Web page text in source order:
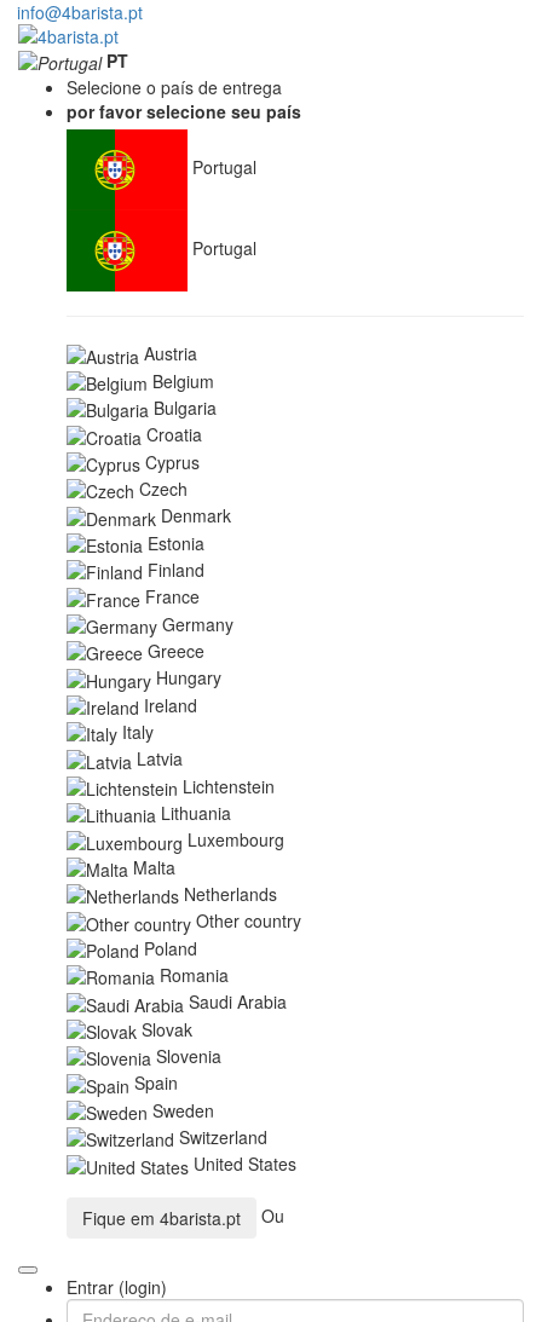
info@4barista.pt
PT
Selecione o país de entrega
por favor selecione seu país
Portugal
Portugal
Austria
Belgium
Bulgaria
Croatia
Cyprus
Czech
Denmark
Estonia
Finland
France
Germany
Greece
Hungary
Ireland
Italy
Latvia
Lichtenstein
Lithuania
Luxembourg
Malta
Netherlands
Other country
Poland
Romania
Saudi Arabia
Slovak
Slovenia
Spain
Sweden
Switzerland
United States
Fique em 4barista.pt Ou
Entrar (login)